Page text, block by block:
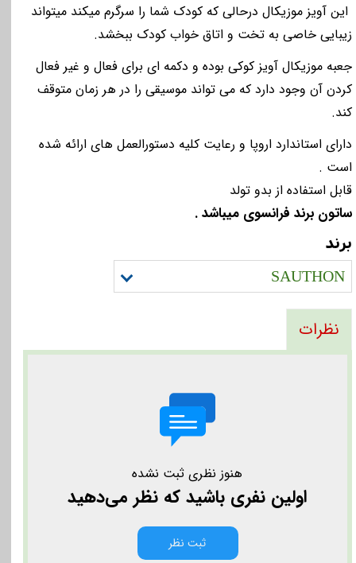
این آویز موزیکال درحالی که کودک شما را سرگرم میکند میتواند
زیبایی خاصی به تخت و اتاق خواب کودک ببخشد.
جعبه موزیکال آویز کوکی بوده و دکمه ای برای فعال و غیر فعال
کردن آن وجود دارد که می تواند موسیقی را در هر زمان متوقف
کند.
دارای استاندارد اروپا و رعایت کلیه دستورالعمل های ارائه شده
است .
قابل استفاده از بدو تولد
ساتون برند فرانسوی میباشد .
برند
SAUTHON
نظرات
هنوز نظری ثبت نشده
اولین نفری باشید که نظر می‌دهید
ثبت نظر